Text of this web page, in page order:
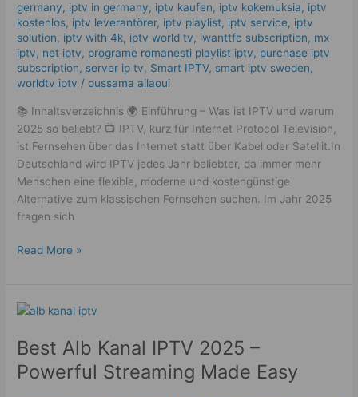
germany​, iptv in germany, iptv kaufen, iptv kokemuksia, iptv
kostenlos​, iptv leverantörer, iptv playlist, iptv service, iptv
solution, iptv with 4k, iptv world tv, iwanttfc subscription, mx
iptv, net iptv, programe romanesti playlist iptv, purchase iptv
subscription, server ip tv, Smart IPTV, smart iptv sweden,
worldtv iptv /oussama allaoui
📚 Inhaltsverzeichnis 🌍 Einführung – Was ist IPTV und warum
2025 so beliebt? 📺 IPTV, kurz für Internet Protocol Television,
ist Fernsehen über das Internet statt über Kabel oder Satellit.In
Deutschland wird IPTV jedes Jahr beliebter, da immer mehr
Menschen eine flexible, moderne und kostengünstige
Alternative zum klassischen Fernsehen suchen. Im Jahr 2025
fragen sich
Read More »
Best Alb Kanal IPTV 2025 –
Powerful Streaming Made Easy
Best
Kanal
IPTV
2025